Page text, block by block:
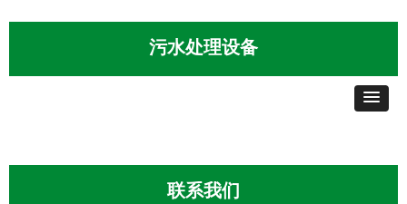
污水处理设备
联系我们